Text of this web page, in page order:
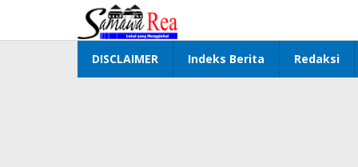
konten
DISCLAIMER Indeks Berita Redaksi